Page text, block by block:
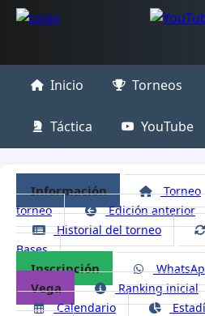
Inicio Torneos
Táctica YouTube
Información Torneo
torneo
Edición anterior
Historial del torneo
Bases
Inscripción
Vega Ranking inicial
Calendario